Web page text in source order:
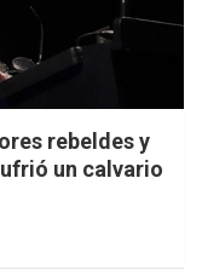
rebeldes y
un calvario